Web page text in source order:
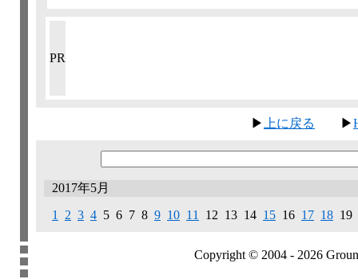
PR
▶ 上に戻る ▶
2017年5月
1
2 3 4 5 6 7 8 9 10 11 12 13 14 15 16 17 18
Copyright © 2004 - 2026